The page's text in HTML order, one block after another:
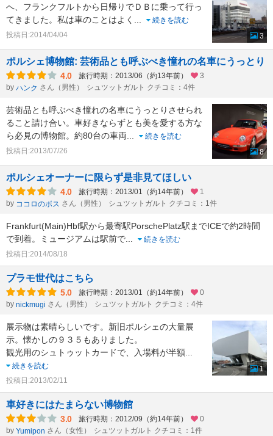
へ、フランクフルトから日帰りでＤＢに乗って行っ
てきました。私は車のことはよく
続きを読む
投稿日:2014/04/04
3
ポルシェ博物館: 芸術品とも呼ぶべき憧れの名車にうっとり
4.0 旅行時期：2013/06（約13年前）
3
by ハンク さん（男性） シュツットガルト クチコミ：4件
芸術品とも呼ぶべき憧れの名車にうっとりさせられ
ること請け合い。車好きならずとも美を愛する方な
ら必見の博物館。約80台の車両
続きを読む
投稿日:2013/07/26
8
ポルシェオーナーに限らず是非見てほしい
4.0 旅行時期：2013/01（約14年前）
1
by ココロのボス さん（男性） シュツットガルト クチコミ：1件
Frankfurt(Main)Hbf駅から最寄駅PorschePlatz駅までICEで約2時間
で到着。ミュージアムは駅前で
続きを読む
投稿日:2014/08/18
プラモ世代はこちら
5.0 旅行時期：2013/01（約14年前）
0
by nickmugi さん（男性） シュツットガルト クチコミ：4件
展示物は素晴らしいです。新旧ポルシェの大量展
示。懐かしの９３５もありました。
観光用のシュトゥットカードで、入場料が半額
続きを読む
投稿日:2013/02/11
1
車好きにはたまらない博物館
3.0 旅行時期：2012/09（約14年前）
0
by Yumipon さん（女性） シュツットガルト クチコミ：1件